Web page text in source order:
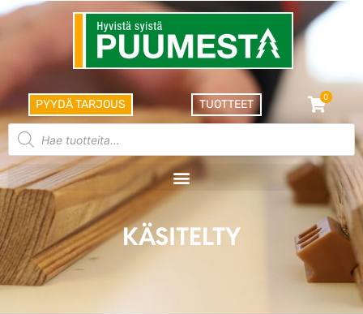
PYYDÄ TARJOUS TUOTTEET
0
KÄSITELTY